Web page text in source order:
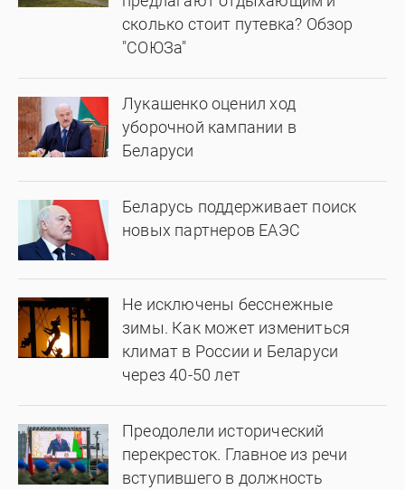
сколько стоит путевка? Обзор
"СОЮЗа"
Лукашенко оценил ход
уборочной кампании в
Беларуси
Беларусь поддерживает поиск
новых партнеров ЕАЭС
Не исключены бесснежные
зимы. Как может измениться
климат в России и Беларуси
через 40-50 лет
Преодолели исторический
перекресток. Главное из речи
вступившего в должность